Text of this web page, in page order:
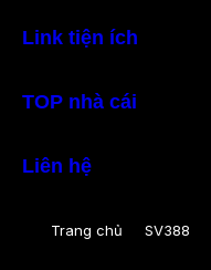
Link tiện ích
TOP nhà cái
Liên hệ
Trang chủ SV388